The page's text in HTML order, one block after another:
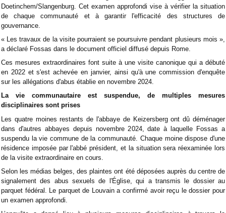
Doetinchem/Slangenburg. Cet examen approfondi vise à vérifier la situation
de chaque communauté et à garantir l'efficacité des structures de
gouvernance.
« Les travaux de la visite pourraient se poursuivre pendant plusieurs mois »,
a déclaré Fossas dans le document officiel diffusé depuis Rome.
Ces mesures extraordinaires font suite à une visite canonique qui a débuté
en 2022 et s'est achevée en janvier, ainsi qu'à une commission d'enquête
sur les allégations d'abus établie en novembre 2024.
La vie communautaire est suspendue, de multiples mesures
disciplinaires sont prises
Les quatre moines restants de l'abbaye de Keizersberg ont dû déménager
dans d'autres abbayes depuis novembre 2024, date à laquelle Fossas a
suspendu la vie commune de la communauté. Chaque moine dispose d'une
résidence imposée par l'abbé président, et la situation sera réexaminée lors
de la visite extraordinaire en cours.
Selon les médias belges, des plaintes ont été déposées auprès du centre de
signalement des abus sexuels de l'Église, qui a transmis le dossier au
parquet fédéral. Le parquet de Louvain a confirmé avoir reçu le dossier pour
un examen approfondi.